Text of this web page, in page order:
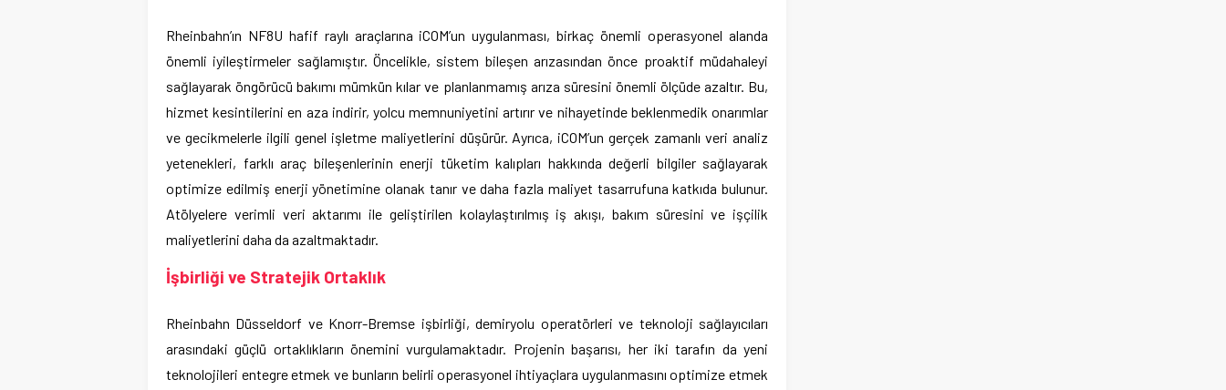
Rheinbahn’ın NF8U hafif raylı araçlarına iCOM’un uygulanması, birkaç önemli operasyonel alanda
önemli iyileştirmeler sağlamıştır. Öncelikle, sistem bileşen arızasından önce proaktif müdahaleyi
sağlayarak öngörücü bakımı mümkün kılar ve planlanmamış arıza süresini önemli ölçüde azaltır. Bu,
hizmet kesintilerini en aza indirir, yolcu memnuniyetini artırır ve nihayetinde beklenmedik onarımlar
ve gecikmelerle ilgili genel işletme maliyetlerini düşürür. Ayrıca, iCOM’un gerçek zamanlı veri analiz
yetenekleri, farklı araç bileşenlerinin enerji tüketim kalıpları hakkında değerli bilgiler sağlayarak
optimize edilmiş enerji yönetimine olanak tanır ve daha fazla maliyet tasarrufuna katkıda bulunur.
Atölyelere verimli veri aktarımı ile geliştirilen kolaylaştırılmış iş akışı, bakım süresini ve işçilik
maliyetlerini daha da azaltmaktadır.
İşbirliği ve Stratejik Ortaklık
Rheinbahn Düsseldorf ve Knorr-Bremse işbirliği, demiryolu operatörleri ve teknoloji sağlayıcıları
arasındaki güçlü ortaklıkların önemini vurgulamaktadır. Projenin başarısı, her iki tarafın da yeni
teknolojileri entegre etmek ve bunların belirli operasyonel ihtiyaçlara uygulanmasını optimize etmek